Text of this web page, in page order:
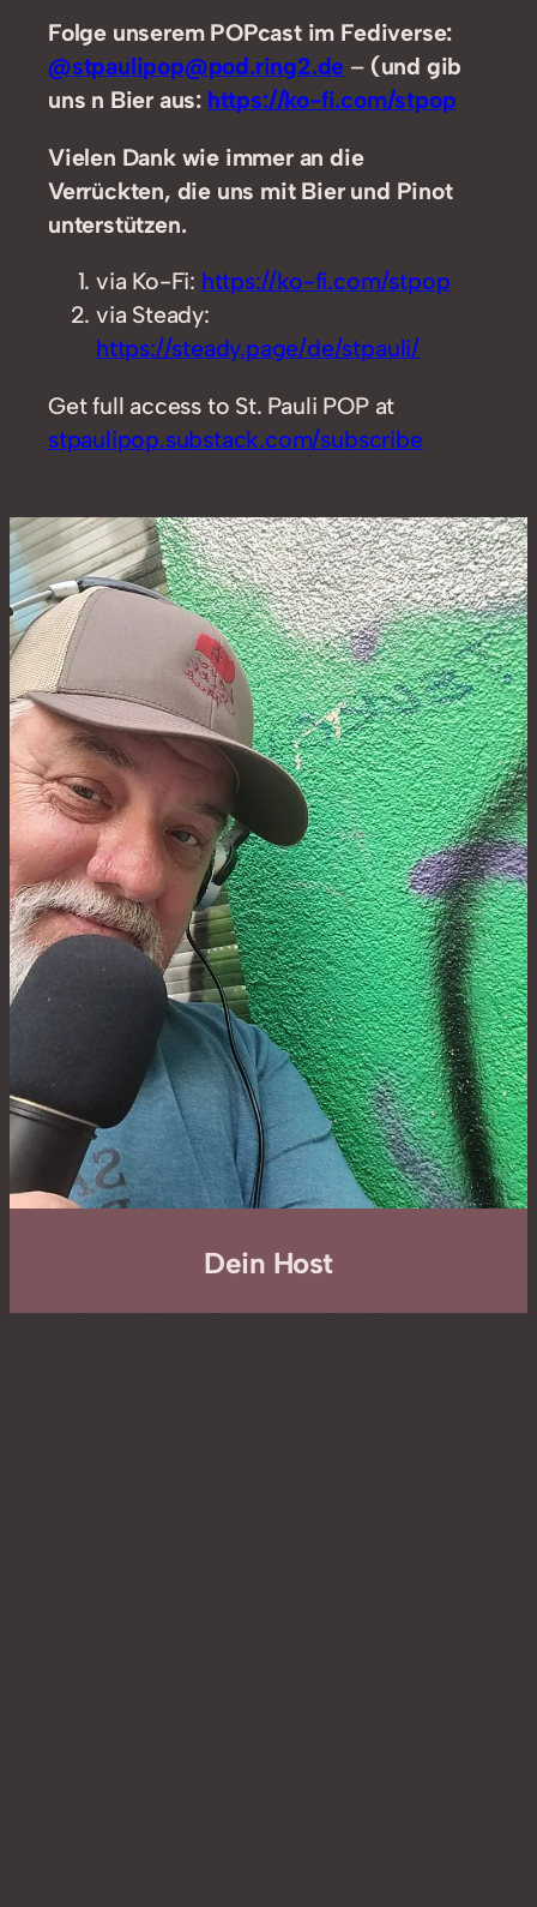
Folge unserem POPcast im Fediverse:
@stpaulipop@pod.ring2.de – (und gib
uns n Bier aus: https://ko-fi.com/stpop
Vielen Dank wie immer an die
Verrückten, die uns mit Bier und Pinot
unterstützen.
via Ko-Fi: https://ko-fi.com/stpop
via Steady:
https://steady.page/de/stpauli/
Get full access to St. Pauli POP at
stpaulipop.substack.com/subscribe
Dein Host
Erik Hauth ist Blogger und Podcaster aus